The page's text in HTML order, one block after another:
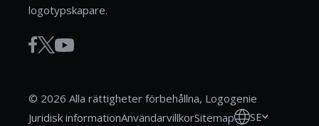
logotypskapare.
© 2026 Alla rättigheter förbehållna, Logogenie
Juridisk informationAnvändarvillkorSitemap SE